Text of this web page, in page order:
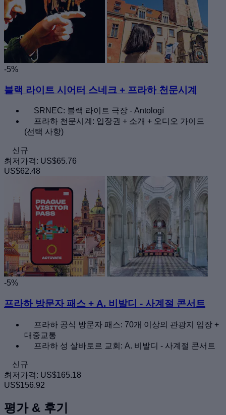
-5%
블랙 라이트 시어터 스네크 + 프라하 천문시계
SRNEC: 블랙 라이트 극장 - Antologí
프라하 천문시계: 입장권 + 소개 + 오디오 가이드
(선택 사항)
신규
최저가격: US$65.76
US$62.48
-5%
프라하 방문자 패스 + A. 비발디 - 사계절 콘서트
프라하 공식 방문자 패스: 70개 이상의 관광지 입장 +
대중교통
프라하 성 살바토르 교회: A. 비발디 - 사계절 콘서트
신규
최저가격: US$165.18
US$156.92
평가 & 후기